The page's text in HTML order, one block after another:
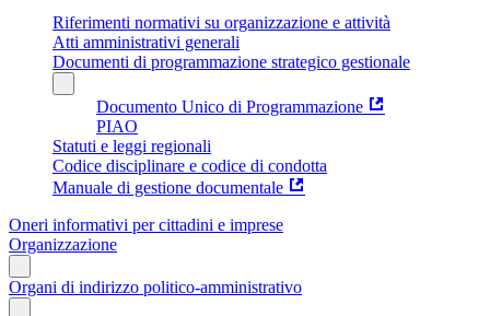
Riferimenti normativi su organizzazione e attività
Atti amministrativi generali
Documenti di programmazione strategico gestionale
Documento Unico di Programmazione
PIAO
Statuti e leggi regionali
Codice disciplinare e codice di condotta
Manuale di gestione documentale
Oneri informativi per cittadini e imprese
Organizzazione
Organi di indirizzo politico-amministrativo